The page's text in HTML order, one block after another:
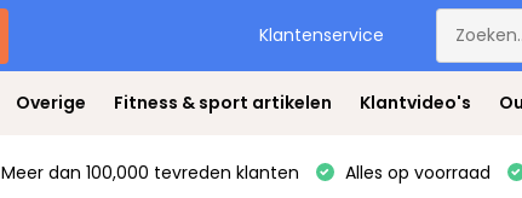
Klantenservice
Overige Fitness & sport artikelen Klantvideo's
Meer dan 100,000 tevreden klanten Alles op voorraad